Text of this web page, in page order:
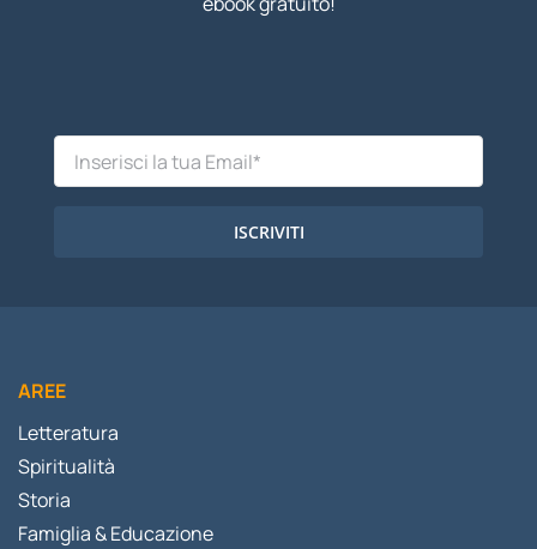
ISCRIVITI
AREE
Letteratura
Spiritualità
Storia
Famiglia & Educazione